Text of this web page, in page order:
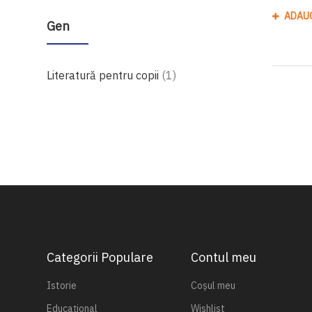
Gen
Literatură pentru copii 1produs
Categorii Populare
Istorie
Educațional
Contul meu
Coșul meu
Wishlist